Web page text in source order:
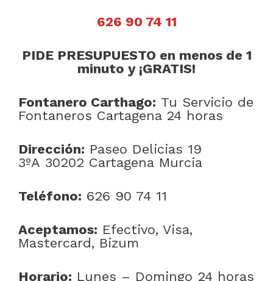
626 90 74 11
PIDE PRESUPUESTO en menos de 1
minuto y ¡GRATIS!
Fontanero Carthago: Tu Servicio de
Fontaneros Cartagena 24 horas
Dirección: Paseo Delicias 19
3ºA 30202 Cartagena Murcia
Teléfono: 626 90 74 11
Aceptamos: Efectivo, Visa,
Mastercard, Bizum
Horario: Lunes – Domingo 24 horas